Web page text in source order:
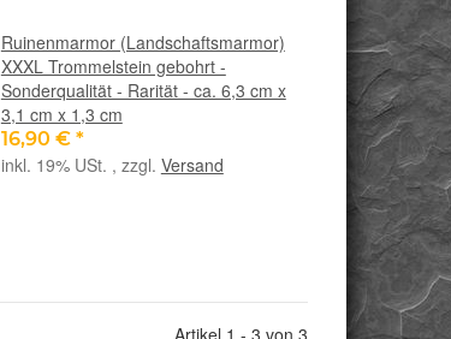
Ruinenmarmor (Landschaftsmarmor)
XXXL Trommelstein gebohrt -
Sonderqualität - Rarität - ca. 6,3 cm x
3,1 cm x 1,3 cm
16,90 € *
inkl. 19% USt. , zzgl. Versand